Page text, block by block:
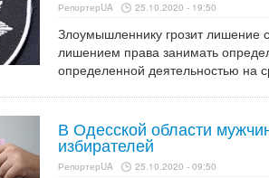
РепортерUA 25.10.2020 - 19:50
Злоумышленнику грозит лишение
лишением права занимать
определенной деятельностью на
В Одесской области
избирателей
РепортерUA 25.10.2020 - 09:50